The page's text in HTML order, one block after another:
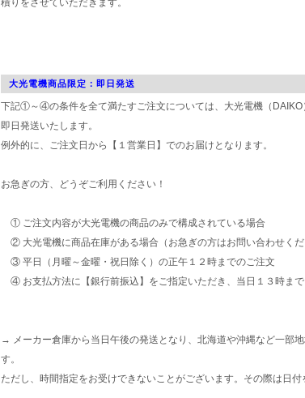
大光電機商品限定：即日発送
下記①～④の条件を全て満たすご注文については、大光電機（DAIKO
即日発送いたします。
例外的に、ご注文日から【１営業日】でのお届けとなります。
お急ぎの方、どうぞご利用ください！
① ご注文内容が大光電機の商品のみで構成されている場合
② 大光電機に商品在庫がある場合（お急ぎの方はお問い合わせくだ
③ 平日（月曜～金曜・祝日除く）の正午１２時までのご注文
④ お支払方法に【銀行前振込】をご指定いただき、当日１３時ま
→ メーカー倉庫から当日午後の発送となり、北海道や沖縄など一部
す。
ただし、時間指定をお受けできないことがございます。その際は日付